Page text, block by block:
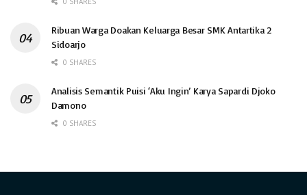
Ribuan Warga Doakan Keluarga Besar SMK Antartika 2
Sidoarjo
0 SHARES
Analisis Semantik Puisi ‘Aku Ingin’ Karya Sapardi Djoko
Damono
0 SHARES